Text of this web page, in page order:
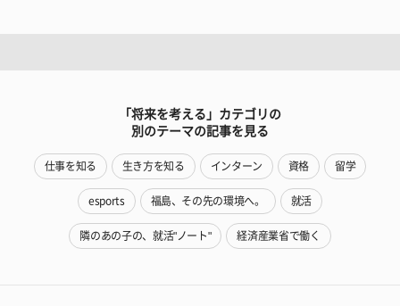
「将来を考える」カテゴリの
別のテーマの記事を見る
仕事を知る 生き方を知る インターン 資格 留学
esports 福島、その先の環境へ。 就活
隣のあの子の、就活"ノート" 経済産業省で働く